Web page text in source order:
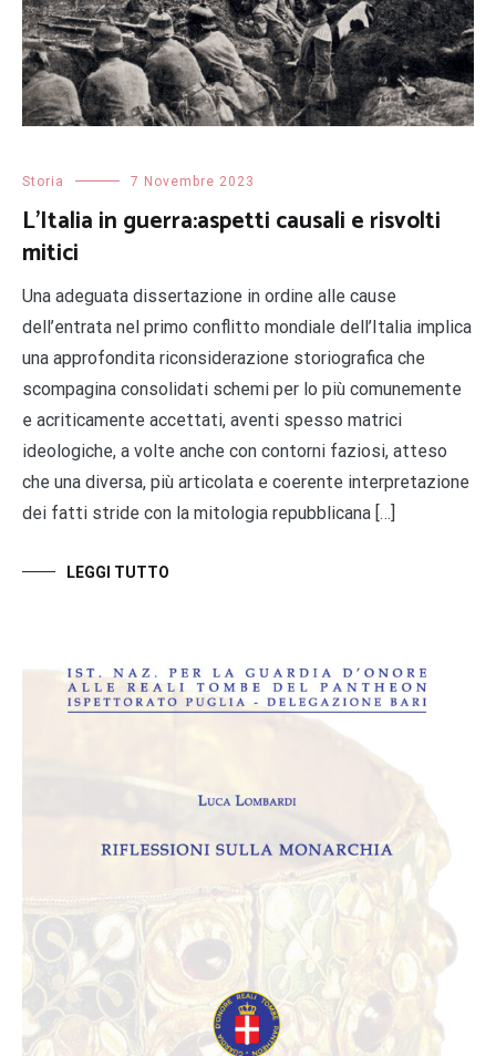
Storia 7 Novembre 2023
L’Italia in guerra:aspetti causali e risvolti
mitici
Una adeguata dissertazione in ordine alle cause
dell’entrata nel primo conflitto mondiale dell’Italia implica
una approfondita riconsiderazione storiografica che
scompagina consolidati schemi per lo più comunemente
e acriticamente accettati, aventi spesso matrici
ideologiche, a volte anche con contorni faziosi, atteso
che una diversa, più articolata e coerente interpretazione
dei fatti stride con la mitologia repubblicana […]
LEGGI TUTTO